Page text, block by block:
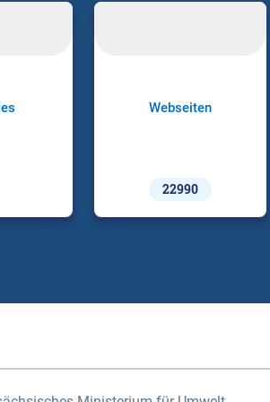
Webseiten
22990